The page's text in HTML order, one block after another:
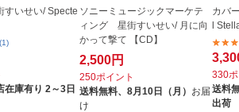
いせい/ Specte
(1)
在庫有り 2～3日
ソニーミュージックマーケテ
ィング 星街すいせい/ 月に向
かって撃て 【CD】
2,500円
250ポイント
送料無料、8月10日（月） お届
け
カバ
l
330ポ
送料無
出荷